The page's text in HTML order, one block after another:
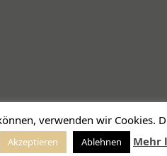
verwenden wir Cookies.
Akzeptieren Ablehnen Mehr